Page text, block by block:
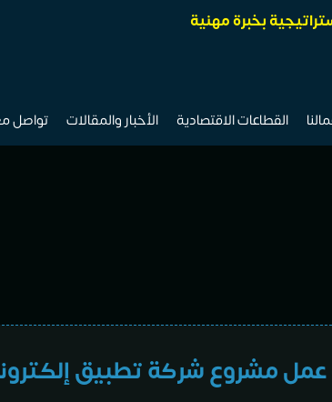
بخبرة مهنية
القطاعات الاقتصادية الأخبار والمقالات تواصل
مشروع شركة تطبيق